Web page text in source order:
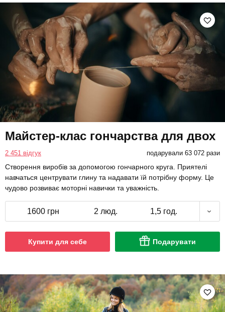
Майстер-клас гончарства для двох
2 451 відгук подарували 63 072 рази
Створення виробів за допомогою гончарного круга. Приятелі
навчаться центрувати глину та надавати їй потрібну форму. Це
чудово розвиває моторні навички та уважність.
1600 грн 2 люд. 1,5 год.
Купити для себе Подарувати